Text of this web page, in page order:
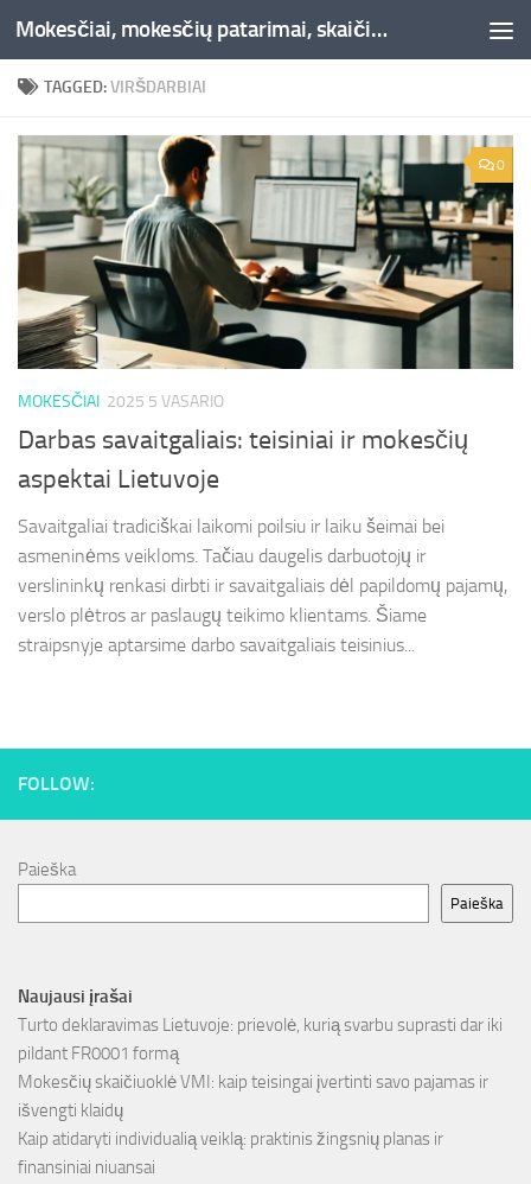
Skip to content Mokesčiai, mokesčių patarimai, skaičiuoklės, straipsniai -Liepaja.lt
TAGGED:VIRŠDARBIAI
0
MOKESČIAI 2025 5 VASARIO
Darbas savaitgaliais: teisiniai ir mokesčių
aspektai Lietuvoje
Savaitgaliai tradiciškai laikomi poilsiu ir laiku šeimai bei
asmeninėms veikloms. Tačiau daugelis darbuotojų ir
verslininkų renkasi dirbti ir savaitgaliais dėl papildomų pajamų,
verslo plėtros ar paslaugų teikimo klientams. Šiame
straipsnyje aptarsime darbo savaitgaliais teisinius...
FOLLOW:
Paieška
Paieška
Naujausi įrašai
Turto deklaravimas Lietuvoje: prievolė, kurią svarbu suprasti dar iki
pildant FR0001 formą
Mokesčių skaičiuoklė VMI: kaip teisingai įvertinti savo pajamas ir
išvengti klaidų
Kaip atidaryti individualią veiklą: praktinis žingsnių planas ir
finansiniai niuansai